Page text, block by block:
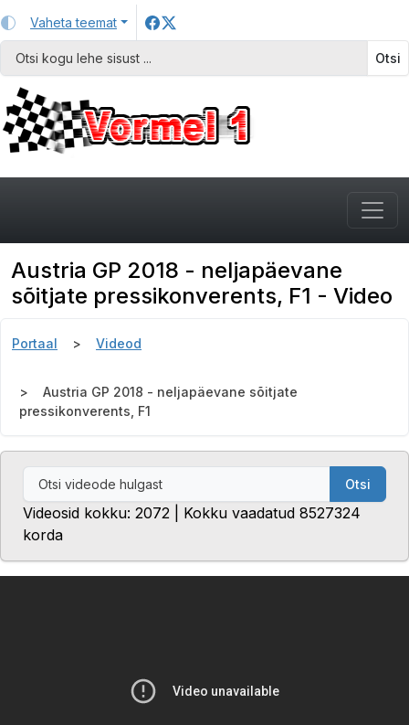
Vaheta teemat
Otsi
Austria GP 2018 - neljapäevane
sõitjate pressikonverents, F1 - Video
Portaal Videod
Austria GP 2018 - neljapäevane sõitjate
pressikonverents, F1
Otsi
Videosid kokku: 2072 | Kokku vaadatud 8527324
korda